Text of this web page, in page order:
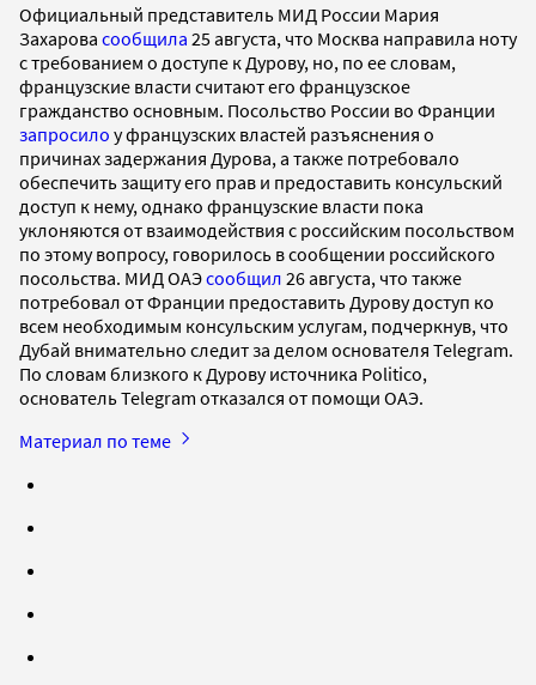
Официальный представитель МИД России Мария
Захарова сообщила 25 августа, что Москва направила ноту
с требованием о доступе к Дурову, но, по ее словам,
французские власти считают его французское
гражданство основным. Посольство России во Франции
запросило у французских властей разъяснения о
причинах задержания Дурова, а также потребовало
обеспечить защиту его прав и предоставить консульский
доступ к нему, однако французские власти пока
уклоняются от взаимодействия с российским посольством
по этому вопросу, говорилось в сообщении российского
посольства. МИД ОАЭсообщил 26 августа, что также
потребовал от Франции предоставить Дурову доступ ко
всем необходимым консульским услугам, подчеркнув, что
Дубай внимательно следит за делом основателя Telegram.
По словам близкого к Дурову источника Politico,
основатель Telegram отказался от помощи ОАЭ.
Материал по теме